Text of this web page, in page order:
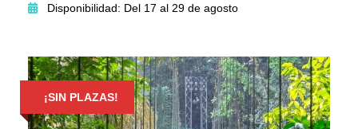
Disponibilidad: Del 17 al 29 de agosto
¡SIN PLAZAS!